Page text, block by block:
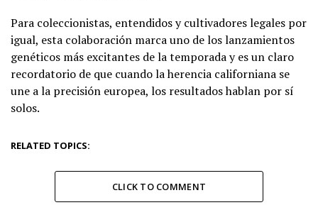
Para coleccionistas, entendidos y cultivadores legales por
igual, esta colaboración marca uno de los lanzamientos
genéticos más excitantes de la temporada y es un claro
recordatorio de que cuando la herencia californiana se
une a la precisión europea, los resultados hablan por sí
solos.
RELATED TOPICS:
CLICK TO COMMENT